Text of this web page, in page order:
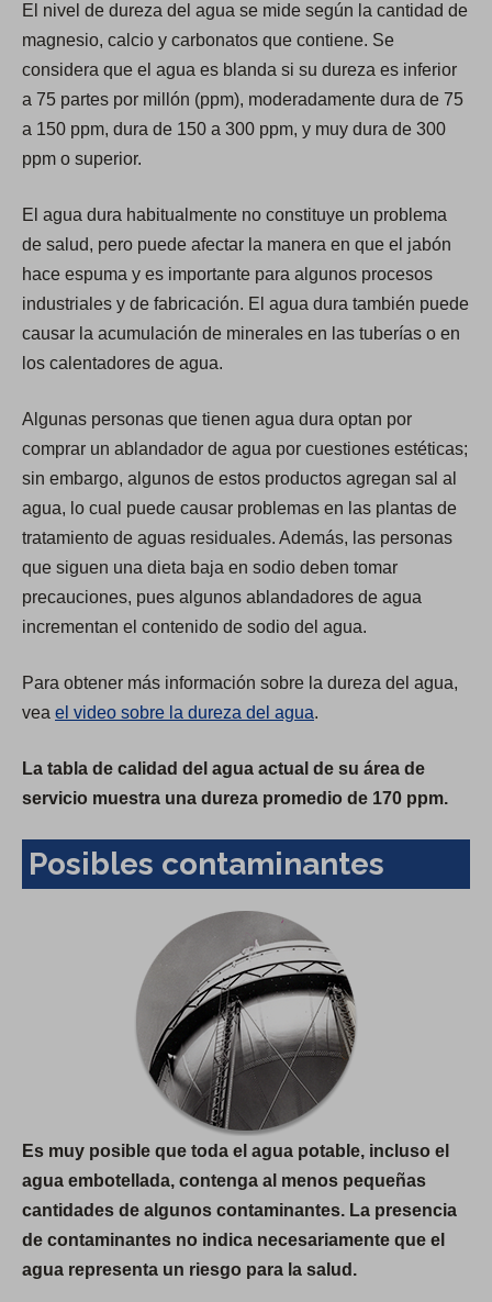
n
a
n
e
w
El nivel de dureza del agua se mide según la cantidad de
magnesio, calcio y carbonatos que contiene. Se
considera que el agua es blanda si su dureza es inferior
a 75 partes por millón (ppm), moderadamente dura de 75
a 150 ppm, dura de 150 a 300 ppm, y muy dura de 300
ppm o superior.
El agua dura habitualmente no constituye un problema
de salud, pero puede afectar la manera en que el jabón
hace espuma y es importante para algunos procesos
industriales y de fabricación. El agua dura también puede
causar la acumulación de minerales en las tuberías o en
los calentadores de agua.
Algunas personas que tienen agua dura optan por
comprar un ablandador de agua por cuestiones estéticas;
sin embargo, algunos de estos productos agregan sal al
agua, lo cual puede causar problemas en las plantas de
tratamiento de aguas residuales. Además, las personas
que siguen una dieta baja en sodio deben tomar
precauciones, pues algunos ablandadores de agua
incrementan el contenido de sodio del agua.
Para obtener más información sobre la dureza del agua,
vea el video sobre la dureza del agua.
La tabla de calidad del agua actual de su área de
servicio muestra una dureza promedio de 170 ppm.
Posibles contaminantes
Es muy posible que toda el agua potable, incluso el
agua embotellada, contenga al menos pequeñas
cantidades de algunos contaminantes. La presencia
de contaminantes no indica necesariamente que el
agua representa un riesgo para la salud.